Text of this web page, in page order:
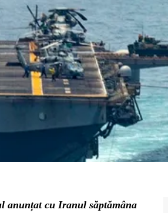
anunțat cu Iranul săptămâna